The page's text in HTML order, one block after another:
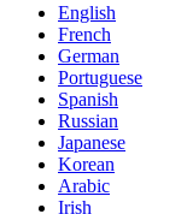
English
French
German
Portuguese
Spanish
Russian
Japanese
Korean
Arabic
Irish